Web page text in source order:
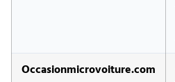
Occasionmicrovoiture.com